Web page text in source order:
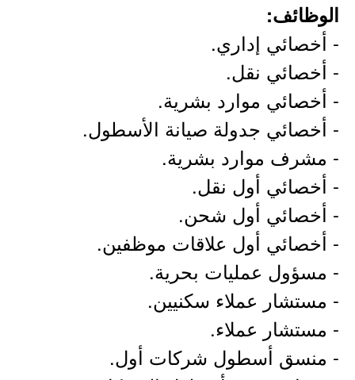
الوظائف:
- أخصائي إداري.
- أخصائي نقل.
- أخصائي موارد بشرية.
- أخصائي جدولة صيانة الأسطول.
- مشرف موارد بشرية.
- أخصائي أول نقل.
- أخصائي أول شحن.
- أخصائي أول علاقات موظفين.
- مسؤول عمليات بحرية.
- مستشار عملاء سكنيين.
- مستشار عملاء.
- منسق أسطول شركات أول.